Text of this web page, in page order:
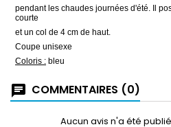
pendant les chaudes journées d'été. Il
courte
et un col de 4 cm de haut.
Coupe unisexe
Coloris : bleu
COMMENTAIRES (0)
Aucun avis n'a été